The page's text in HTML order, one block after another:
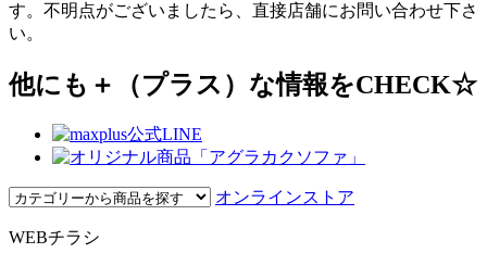
す。不明点がございましたら、直接店舗にお問い合わせ下さ
い。
他にも＋（プラス）な情報をCHECK☆
オンラインストア
WEBチラシ